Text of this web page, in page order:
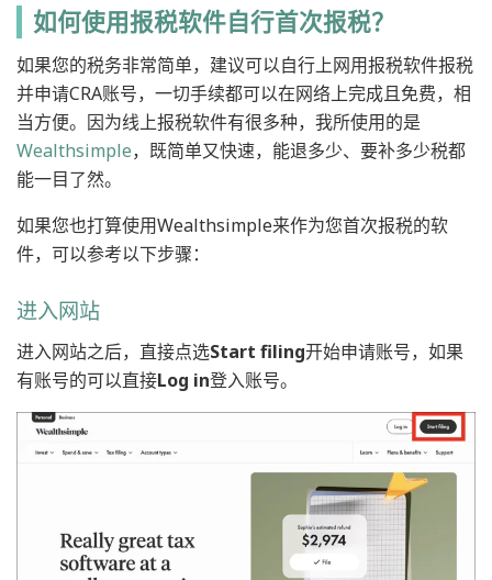
如何使用报税软件自行首次报税？
如果您的税务非常简单，建议可以自行上网用报税软件报税
并申请CRA账号，一切手续都可以在网络上完成且免费，相
当方便。因为线上报税软件有很多种，我所使用的是
Wealthsimple，既简单又快速，能退多少、要补多少税都
能一目了然。
如果您也打算使用Wealthsimple来作为您首次报税的软
件，可以参考以下步骤：
进入网站
进入网站之后，直接点选Start filing开始申请账号，如果
有账号的可以直接Log in登入账号。